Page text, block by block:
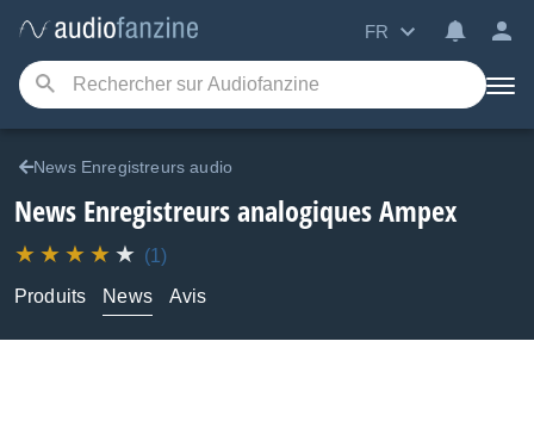
FR
News Enregistreurs audio
News Enregistreurs analogiques Ampex
(1)
Produits
News Avis